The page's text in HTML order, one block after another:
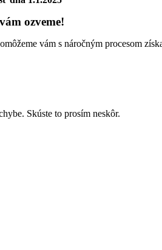
ozveme!
vám s náročným procesom
Skúste to prosím neskôr.